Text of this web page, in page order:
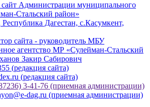
Администрации муниципального
Стальский район»
Дагестан, с.Касумкент,
сайта - руководитель МБУ
агентство МР «Сулейман-Стальский
Закир Сабирович
(редакция сайта)
(редакция сайта)
3-41-76 (приемная администрации)
dag.ru (приемная администрации)